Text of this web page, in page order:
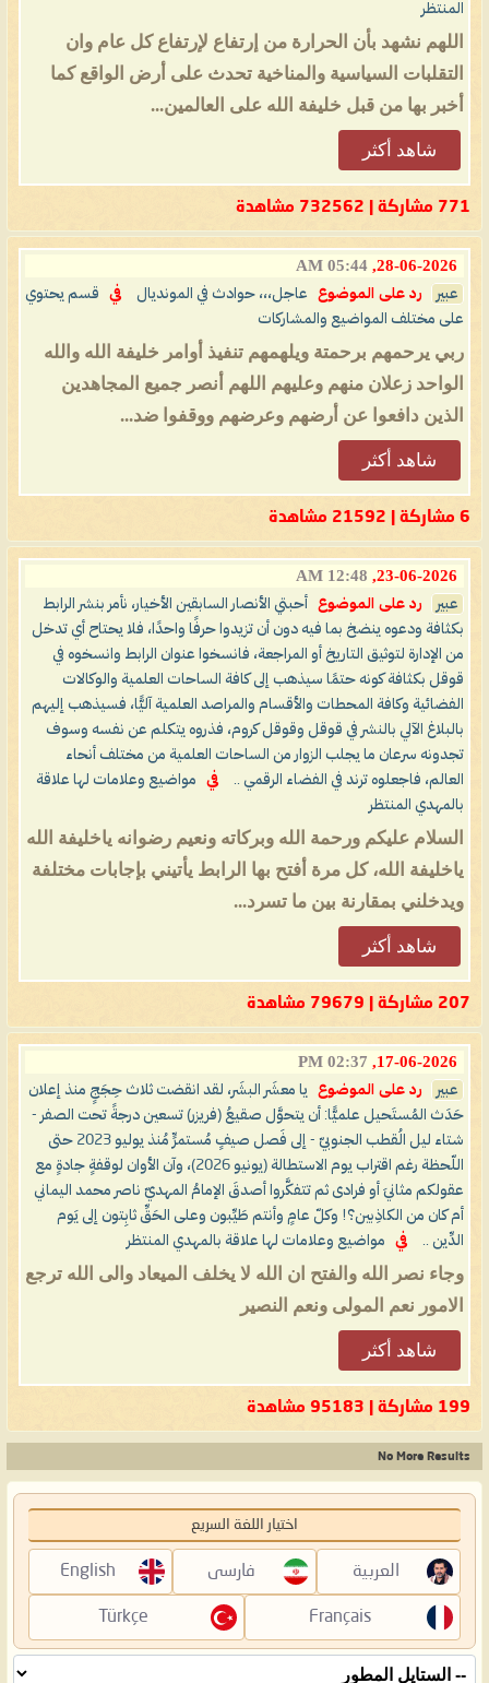
المنتظر
اللهم نشهد بأن الحرارة من إرتفاع لإرتفاع كل عام وان
التقلبات السياسية والمناخية تحدث على أرض الواقع كما
أخبر بها من قبل خليفة الله على العالمين...
شاهد أكثر
771 مشاركة | 732562 مشاهدة
28-06-2026,
05:44 AM
عبير رد على الموضوع عاجل،،، حوادث في المونديال في
قسم يحتوي
على مختلف المواضيع والمشاركات
ربي يرحمهم برحمتة ويلهمهم تنفيذ أوامر خليفة الله والله
الواحد زعلان منهم وعليهم اللهم أنصر جميع المجاهدين
الذين دافعوا عن أرضهم وعرضهم ووقفوا ضد...
شاهد أكثر
6 مشاركة | 21592 مشاهدة
23-06-2026,
12:48 AM
عبير رد على الموضوع
أحبتي الأنصار السابقين الأخيار، نأمر بنشر الرابط
بكثافة ودعوه ينضخ بما فيه دون أن تزيدوا حرفًا واحدًا، فلا يحتاح أي تدخل
من الإدارة لتوثيق التاريخ أو المراجعة، فانسخوا عنوان الرابط وانسخوه في
قوقل بكثافة كونه حتمًا سيذهب إلى كافة الساحات العلمية والوكالات
الفضائية وكافة المحطات والأقسام والمراصد العلمية آليًّا، فسيذهب إليهم
بالبلاغ الآلي بالنشر في قوقل وقوقل كروم، فذروه يتكلم عن نفسه وسوف
تجدونه سرعان ما يجلب الزوار من الساحات العلمية من مختلف أنحاء
العالم، فاجعلوه ترند في الفضاء الرقمي ..
في
مواضيع وعلامات لها علاقة
بالمهدي المنتظر
السلام عليكم ورحمة الله وبركاته ونعيم رضوانه ياخليفة الله
ياخليفة الله، كل مرة أفتح بها الرابط يأتيني بإجابات مختلفة
ويدخلني بمقارنة بين ما تسرد...
شاهد أكثر
207 مشاركة | 79679 مشاهدة
17-06-2026,
02:37 PM
عبير رد على الموضوع
يا معشَر البشَر، لقد انقضت ثلاث حِجَجٍ منذ إعلان
حَدَث المُستَحيل علميًّا: أن يتحوَّل صقيعُ (فريزر) تسعين درجةً تحت الصفر -
شتاء ليل الُقطب الجنوبيّ - إلى فَصل صيفٍ مُستمرٍّ مُنذ يوليو 2023 حتى
اللّحظة رغم اقتراب يوم الاستطالة (يونيو 2026)، وآن الأوان لوقفةٍ جادةٍ مع
عقولكم مثانيَ أو فرادى ثم تتفكَّروا أصدقَ الإمامُ المهديّ ناصر محمد اليماني
أم كان من الكاذِبين؟! وكلّ عامٍ وأنتم طَيِّبون وعلى الحَقِّ ثابِتون إلى يَوم
الدِّين ..
في مواضيع وعلامات لها علاقة بالمهدي المنتظر
وجاء نصر الله والفتح ان الله لا يخلف الميعاد والى الله ترجع
الامور نعم المولى ونعم النصير
شاهد أكثر
199 مشاركة | 95183 مشاهدة
No More Results
اختيار اللغة السريع
العربية فارسی English
Français
Türkçe